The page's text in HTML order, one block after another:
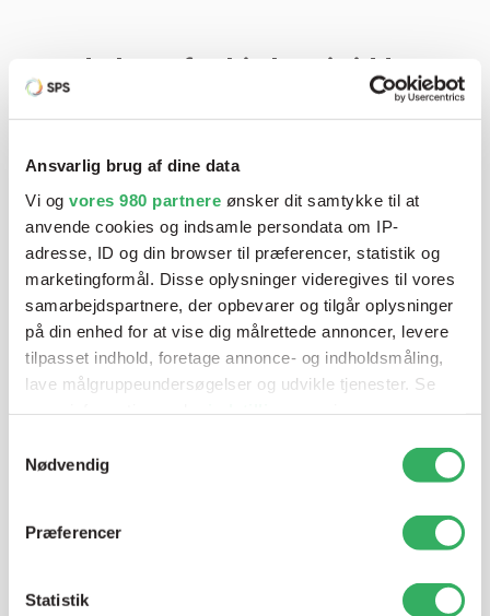
Ansvarlig brug af dine data
Vi og vores 980 partnere ønsker dit samtykke til at
anvende cookies og indsamle persondata om IP-
adresse, ID og din browser til præferencer, statistik og
marketingformål. Disse oplysninger videregives til vores
samarbejdspartnere, der opbevarer og tilgår oplysninger
på din enhed for at vise dig målrettede annoncer, levere
tilpasset indhold, foretage annonce- og indholdsmåling,
lave målgruppeundersøgelser og udvikle tjenester. Se
tilbage eller ændre indstillinger fra vores
"Cookiedeklaration", eller ved at trykke på "Privacy
Nødvendig
Præferencer
Statistik
Har du brug for hjælp? Vi sidder
klar ved telefonen
autolakering. Lige meget om du skal bruge en enkelt farve,
en sprøjtepistol eller om du har behov for en
blandeanlægsløsning, kan vi hjælpe dig.
Mandag - Torsdag 07:00-15:30
Fredag 07:00-13:45
Jette Harding